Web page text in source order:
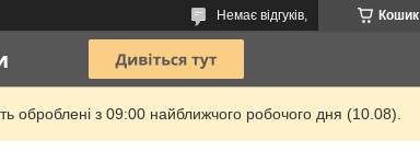
Кошик
Немає відгуків,
оброблені з 09:00 найближчого робочого дня (10.08).